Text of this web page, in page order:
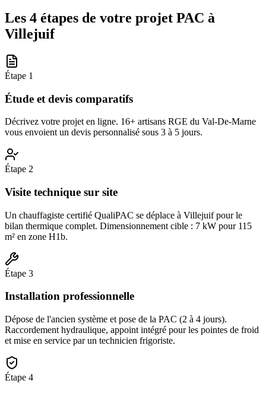
Les 4 étapes de votre projet PAC à
Villejuif
Étape 1
Étude et devis comparatifs
Décrivez votre projet en ligne. 16+ artisans RGE du Val-De-Marne
vous envoient un devis personnalisé sous 3 à 5 jours.
Étape 2
Visite technique sur site
Un chauffagiste certifié QualiPAC se déplace à Villejuif pour le
bilan thermique complet. Dimensionnement cible : 7 kW pour 115
m² en zone H1b.
Étape 3
Installation professionnelle
Dépose de l'ancien système et pose de la PAC (2 à 4 jours).
Raccordement hydraulique, appoint intégré pour les pointes de froid
et mise en service par un technicien frigoriste.
Étape 4